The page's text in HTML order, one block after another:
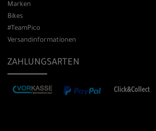
Marken
Bikes
#TeamPico
Versandinformationen
ZAHLUNGSARTEN